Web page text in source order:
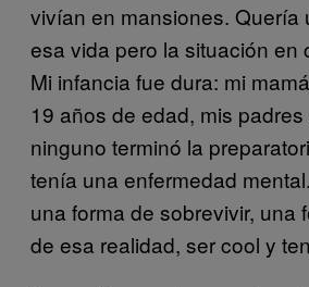
vivían en mansiones. Quería
esa vida pero la situación en
Mi infancia fue dura: mi
19 años de edad, mis
ninguno terminó la
tenía una enfermedad
una forma de sobrevivir, una
de esa realidad, ser cool y